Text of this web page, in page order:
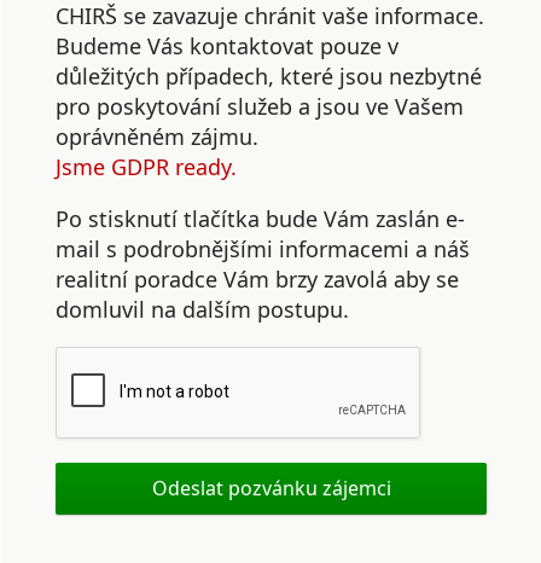
CHIRŠ se zavazuje chránit vaše informace.
Budeme Vás kontaktovat pouze v
důležitých případech, které jsou nezbytné
pro poskytování služeb a jsou ve Vašem
oprávněném zájmu.
Jsme GDPR ready.
Po stisknutí tlačítka bude Vám zaslán e-
mail s podrobnějšími informacemi a náš
realitní poradce Vám brzy zavolá aby se
domluvil na dalším postupu.